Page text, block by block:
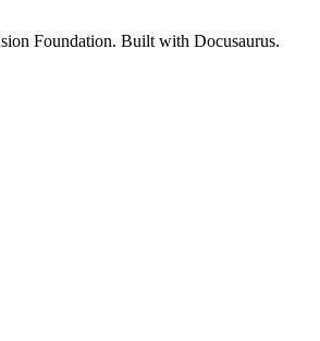
Foundation. Built with Docusaurus.